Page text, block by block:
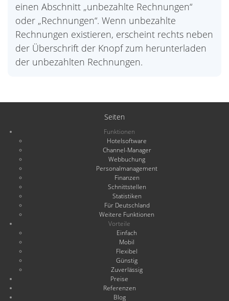
einen Abschnitt „unbezahlte Rechnungen“
oder „Rechnungen“. Wenn unbezahlte
Rechnungen existieren, erscheint rechts neben
der Überschrift der Knopf zum herunterladen
der unbezahlten Rechnungen.
Seiten
Funktionen
Hotelsoftware
Channel-Manager
Webbuchung
Personalmanagement
Finanzen
Schnittstellen
Statistiken
Für Deutschland
Weitere Funktionen
Vorteile
Einfach
Mobil
Flexibel
Günstig
Zuverlässig
Preise
Referenzen
Blog